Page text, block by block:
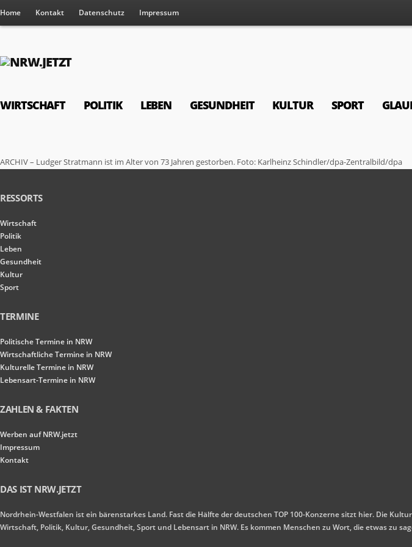
Home Kontakt Datenschutz Impressum
WIRTSCHAFT POLITIK LEBEN GESUNDHEIT KULTUR SPORT
ARCHIV – Ludger Stratmann ist im Alter von 73 Jahren gestorben. Foto: Karlheinz Schindler/dpa-Zentralbild/dpa
RESSORTS
Wirtschaft
Politik
Leben
Gesundheit
Kultur
Sport
TERMINE
Politische Termine in NRW
Wirtschaftliche Termine in NRW
Kulturelle Termine in NRW
Lebensart-Termine in NRW
ZAHLEN & FAKTEN
Werben auf NRW.jetzt
Impressum
Kontakt
DAS IST NRW.JETZT
Nordrhein-Westfalen ist ein bärenstarkes Land. Fast die Hälfte der deutschen TOP 100-Konzerne sitzt hier. Die
Wirtschaft, Politik, Kultur, Gesundheit, Sport und Lebensart in NRW. Es kommen Menschen zu Wort, die etwas zu